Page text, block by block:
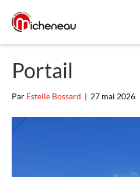
Portail
Par Estelle Bossard | 27 mai 2026